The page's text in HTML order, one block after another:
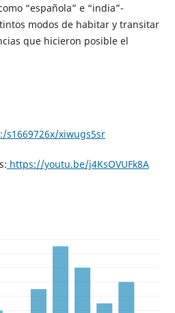
“española” e “india”-
modos de habitar y transitar
que hicieron posible el
xiwugs5sr
https://youtu.be/j4KsOVUFk8A